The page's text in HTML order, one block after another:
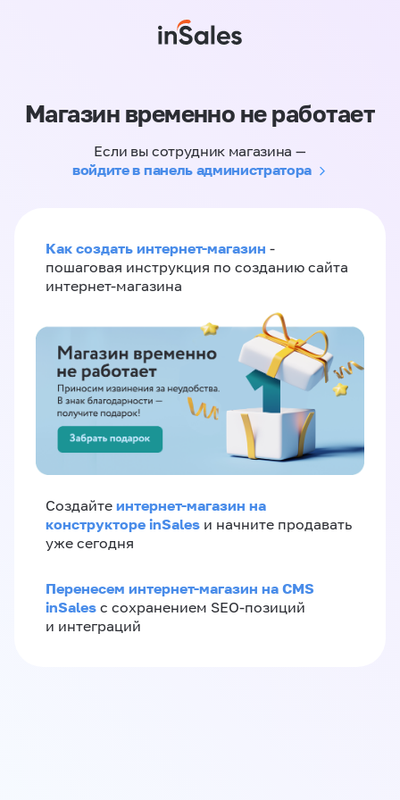
Магазин временно не работает
Если вы сотрудник магазина —
войдите в панель администратора
Как создать интернет-магазин -
пошаговая инструкция по созданию сайта
интернет-магазина
Создайте интернет-магазин на
конструкторе inSales и начните продавать
уже сегодня
Перенесем интернет-магазин на CMS
inSales с сохранением SEO-позиций
и интеграций